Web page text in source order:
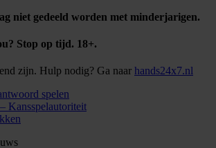
niet gedeeld worden met minderjarigen.
Stop op tijd. 18+.
zijn. Hulp nodig? Ga naar hands24x7.nl
spelen
Kansspelautoriteit